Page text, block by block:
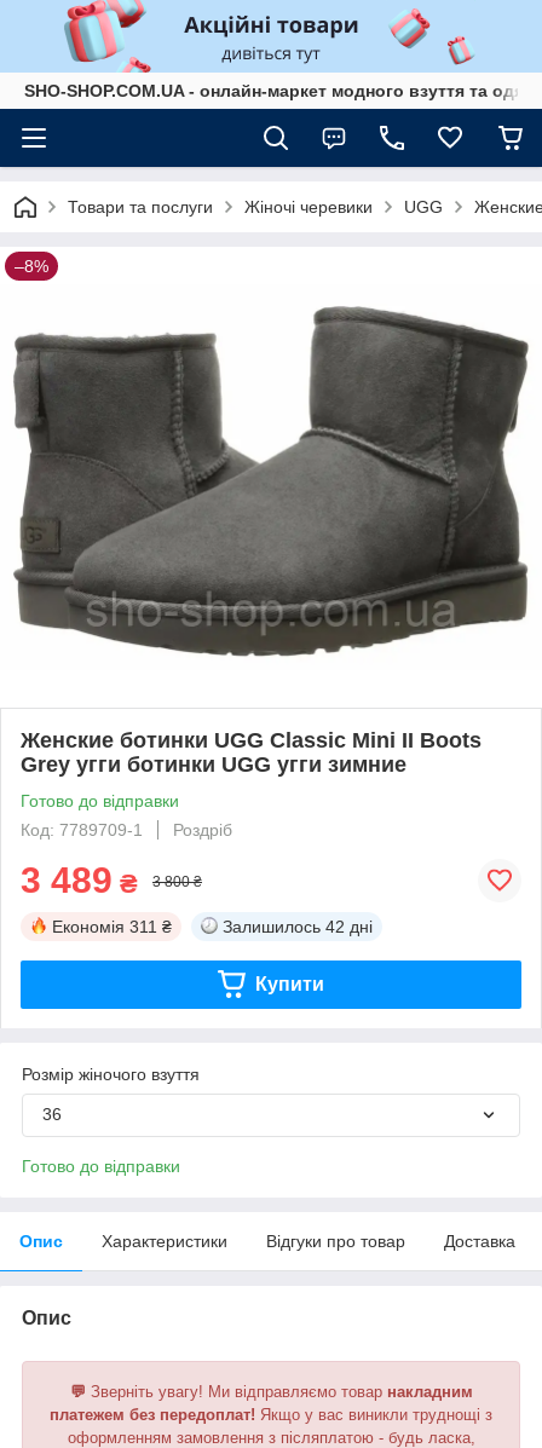
SHO-SHOP.COM.UA - онлайн-маркет модного взуття та
Товари та послуги Жіночі черевики UGG
–8%
Женские ботинки UGG Classic Mini II Boots
Grey угги ботинки UGG угги зимние
Готово до відправки
Код: 7789709-1
Роздріб
3 489 ₴ 3 800 ₴
Економія 311 ₴ Залишилось 42 дні
Купити
Розмір жіночого взуття
36
Готово до відправки
Опис Характеристики Відгуки про товар Доставка
Опис
💬 Зверніть увагу! Ми відправляємо товар накладним
платежем без передоплат! Якщо у вас виникли труднощі з
оформленням замовлення з післяплатою - будь ласка,